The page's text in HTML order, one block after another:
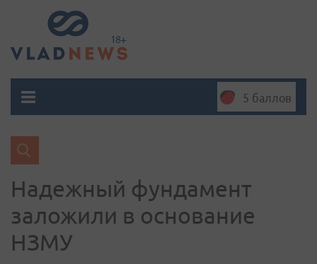
5 баллов
Надежный фундамент
заложили в основание
НЗМУ